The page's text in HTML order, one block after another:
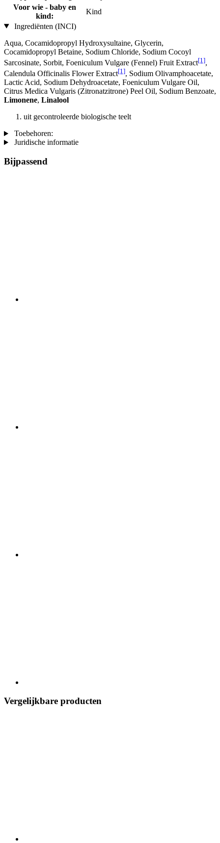
Voor wie - baby en
kind:
Kind
Ingrediënten (INCI)
Aqua, Cocamidopropyl Hydroxysultaine, Glycerin,
Cocamidopropyl Betaine, Sodium Chloride, Sodium Cocoyl
Sarcosinate, Sorbit, Foeniculum Vulgare (Fennel) Fruit Extract[1],
Calendula Officinalis Flower Extract[1], Sodium Olivamphoacetate,
Lactic Acid, Sodium Dehydroacetate, Foeniculum Vulgare Oil,
Citrus Medica Vulgaris (Zitronatzitrone) Peel Oil, Sodium Benzoate,
Limonene, Linalool
uit gecontroleerde biologische teelt
Toebehoren:
Juridische informatie
Bijpassend
Vergelijkbare producten